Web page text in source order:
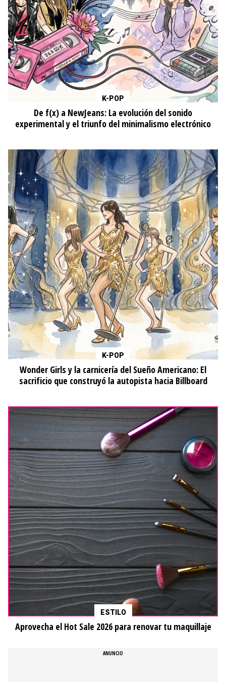
K-POP
De f(x) a NewJeans: La evolución del sonido
experimental y el triunfo del minimalismo electrónico
K-POP
Wonder Girls y la carnicería del Sueño Americano: El
sacrificio que construyó la autopista hacia Billboard
ESTILO
Aprovecha el Hot Sale 2026 para renovar tu maquillaje